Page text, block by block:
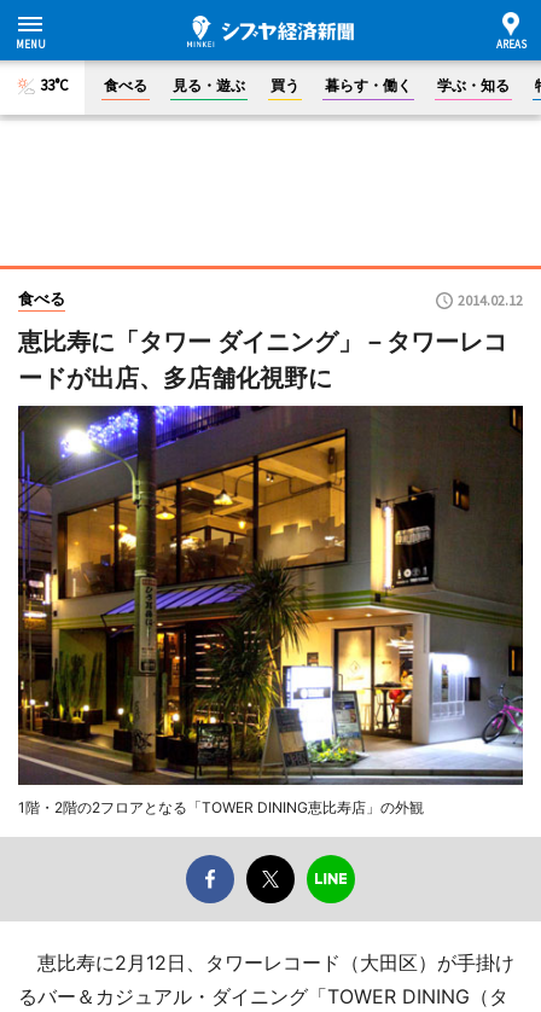
33°C 食べる 見る・遊ぶ 買う 暮らす・働く 学ぶ・知る
食べる 2014.02.12
恵比寿に「タワー ダイニング」－タワーレコ
ードが出店、多店舗化視野に
1階・2階の2フロアとなる「TOWER DINING恵比寿店」の外観
恵比寿に2月12日、タワーレコード（大田区）が手掛け
るバー＆カジュアル・ダイニング「TOWER DINING（タ